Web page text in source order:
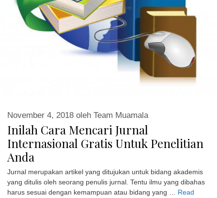
Inilah Cara Mencari Jurnal
Internasional Gratis Untuk Penelitian
Anda
November 4, 2018 oleh Team Muamala
Jurnal merupakan artikel yang ditujukan untuk bidang akademis
yang ditulis oleh seorang penulis jurnal. Tentu ilmu yang dibahas
harus sesuai dengan kemampuan atau bidang yang …
Read